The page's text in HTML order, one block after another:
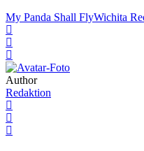
My Panda Shall FlyWichita
Author
Redaktion